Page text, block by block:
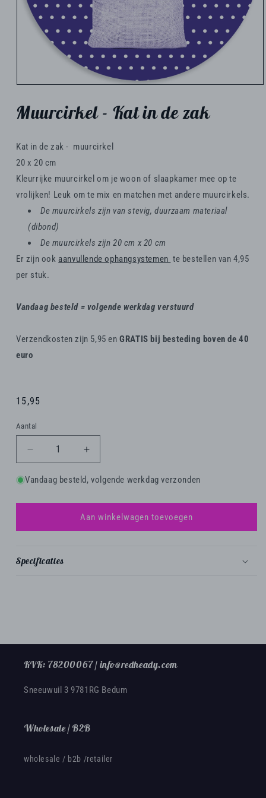
openen
in
Muurcirkel - Kat in de zak
Kat in de zak - muurcirkel
20 x 20 cm
Kleurrijke muurcirkel om je woon of slaapkamer mee op te
vrolijken! Leuk om te mix en matchen met andere muurcirkels.
De muurcirkels zijn van stevig, duurzaam materiaal
(dibond)
De muurcirkels zijn 20 cm x 20 cm
Er zijn ook aanvullende ophangsystemen te bestellen van 4,95
per stuk.
Vandaag besteld = volgende werkdag verstuurd
Verzendkosten zijn 5,95 enGRATIS bij besteding boven de 40
euro
Normale
15,95
Aantal
Aantal
verlagen
voor
-
in
Aantal
verhogen
voor
-
Kat
in
Vandaag besteld, volgende werkdag verzonden
Aan winkelwagen toevoegen
Specificaties
KVK: 78200067 / info@redheady.com
Sneeuwuil 3 9781RG Bedum
Wholesale / B2B
wholesale / b2b /retailer